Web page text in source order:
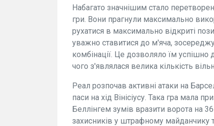
Набагато значнішим стало
гри. Вони прагнули максимально
рухатися в максимально відкриті
уважно ставитися до м'яча,
комбінації. Це дозволяло їм успішно
чого з'являлася велика кількість
Реал розпочав активні атаки на
паси на хід Вінісіусу. Така гра мала
Беллінгем зумів вразити ворота на
захисників у штрафному